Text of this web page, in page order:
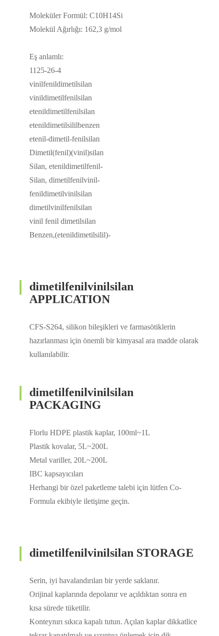
Moleküler Formül: C10H14Si
Molekül Ağırlığı: 162,3 g/mol
Eş anlamlı:
1125-26-4
vinilfenildimetilsilan
vinildimetilfenilsilan
etenildimetilfenilsilan
etenildimetilsililbenzen
etenil-dimetil-fenilsilan
Dimetil(fenil)(vinil)silan
Silan, etenildimetilfenil-
Silan, dimetilfenilvinil-
fenildimetilvinilsilan
dimetilvinilfenilsilan
vinil fenil dimetilsilan
Benzen,(etenildimetilsilil)-
dimetilfenilvinilsilan
APPLICATION
CFS-S264, silikon bileşikleri ve farmasötiklerin
hazırlanması için önemli bir kimyasal ara madde olarak
kullanılabilir.
dimetilfenilvinilsilan
PACKAGING
Florlu HDPE plastik kaplar, 100ml~1L
Plastik kovalar, 5L~200L
Metal variller, 20L~200L
IBC kapsayıcıları
Herhangi bir özel paketleme talebi için lütfen Co-
Formula ekibiyle iletişime geçin.
dimetilfenilvinilsilan STORAGE
Serin, iyi havalandırılan bir yerde saklanır.
Orijinal kaplarında depolanır ve açıldıktan sonra en
kısa sürede tüketilir.
Konteynırı sıkıca kapalı tutun. Açılan kaplar dikkatlice